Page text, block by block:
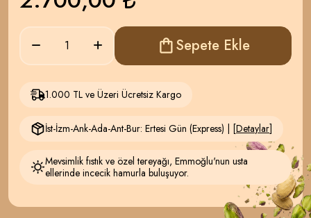
Sepete Ekle
1.000 TL ve Üzeri Ücretsiz Kargo
İst-İzm-Ank-Ada-Ant-Bur: Ertesi Gün (Express) | [Detaylar]
Mevsimlik fıstık ve özel tereyağı, Emmoğlu'nun usta
ellerinde incecik hamurla buluşuyor.